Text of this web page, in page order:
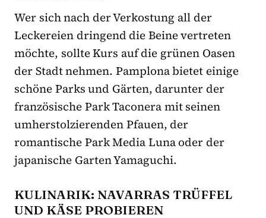
Wer sich nach der Verkostung all der
Leckereien dringend die Beine vertreten
möchte, sollte Kurs auf die grünen Oasen
der Stadt nehmen. Pamplona bietet einige
schöne Parks und Gärten, darunter der
französische Park Taconera mit seinen
umherstolzierenden Pfauen, der
romantische Park Media Luna oder der
japanische Garten Yamaguchi.
KULINARIK: NAVARRAS TRÜFFEL
UND KÄSE PROBIEREN